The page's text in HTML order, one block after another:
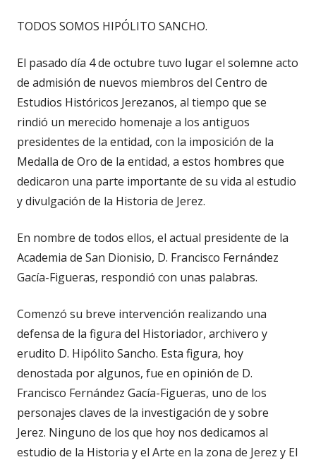
TODOS SOMOS HIPÓLITO SANCHO.
El pasado día 4 de octubre tuvo lugar el solemne acto
de admisión de nuevos miembros del Centro de
Estudios Históricos Jerezanos, al tiempo que se
rindió un merecido homenaje a los antiguos
presidentes de la entidad, con la imposición de la
Medalla de Oro de la entidad, a estos hombres que
dedicaron una parte importante de su vida al estudio
y divulgación de la Historia de Jerez.
En nombre de todos ellos, el actual presidente de la
Academia de San Dionisio, D. Francisco Fernández
Gacía-Figueras, respondió con unas palabras.
Comenzó su breve intervención realizando una
defensa de la figura del Historiador, archivero y
erudito D. Hipólito Sancho. Esta figura, hoy
denostada por algunos, fue en opinión de D.
Francisco Fernández Gacía-Figueras, uno de los
personajes claves de la investigación de y sobre
Jerez. Ninguno de los que hoy nos dedicamos al
estudio de la Historia y el Arte en la zona de Jerez y El